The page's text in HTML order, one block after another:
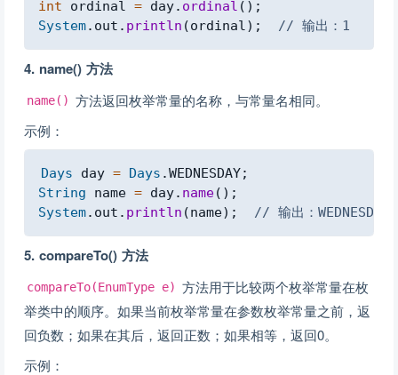
int ordinal = day. ordinal ( ) ;
System. out . println (ordinal ) ; // 输出：1
4. name() 方法
name() 方法返回枚举常量的名称，与常量名相同。
示例：
Days day = Days .WEDNESDAY;
String name = day. name( ) ;
System. out . println (name) ; // 输出：WEDNESDAY
5. compareTo() 方法
compareTo(EnumType e) 方法用于比较两个枚举常量在枚
举类中的顺序。如果当前枚举常量在参数枚举常量之前，返
回负数；如果在其后，返回正数；如果相等，返回0。
示例：